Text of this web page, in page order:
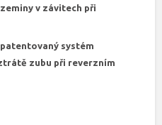
v závitech při
systém
zubu při reverzním